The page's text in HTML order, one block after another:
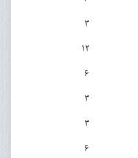
۳
۱۲
۶
۳
۳
۶